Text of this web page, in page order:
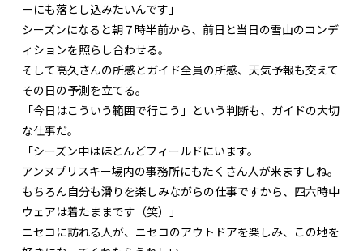
ーにも落とし込みたいんです」
シーズンになると朝７時半前から、前日と当日の雪山のコンデ
ィションを照らし合わせる。
そして高久さんの所感とガイド全員の所感、天気予報も交えて
その日の予測を立てる。
「今日はこういう範囲で行こう」という判断も、ガイドの大切
な仕事だ。
「シーズン中はほとんどフィールドにいます。
アンヌプリスキー場内の事務所にもたくさん人が来ますしね。
もちろん自分も滑りを楽しみながらの仕事ですから、四六時中
ウェアは着たままです（笑）」
ニセコに訪れる人が、ニセコのアウトドアを楽しみ、この地を